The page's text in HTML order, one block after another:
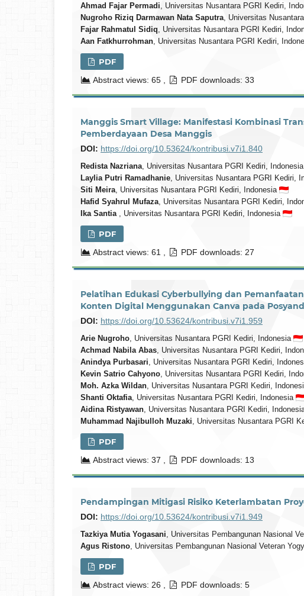
Ahmad Fajar Permadi , Universitas Nusantara PGRI Kediri,
Nugroho Riziq Darmawan Nata Saputra , Universitas
Fajar Rahmatul Sidiq , Universitas Nusantara PGRI Kediri,
Aan Fatkhurrohman , Universitas Nusantara PGRI Kediri,
PDF
Abstract views: 65 ,
PDF downloads: 33
Manggis Smart Village: Manifestasi Kombinasi
Pemberdayaan Desa Manggis
DOI: https://doi.org/10.53624/kontribusi.v7i1.840
Redista Nazriana , Universitas Nusantara PGRI Kediri, Indonesia
Laylia Putri Ramadhanie , Universitas Nusantara PGRI Kediri,
Siti Meira , Universitas Nusantara PGRI Kediri, Indonesia
Hafid Syahrul Mufaza , Universitas Nusantara PGRI Kediri,
Ika Santia
, Universitas Nusantara PGRI Kediri, Indonesia
PDF
Abstract views: 61 ,
PDF downloads: 27
Pelatihan Edukasi Cyberbullying dan
Konten Digital Menggunakan Canva pada
DOI: https://doi.org/10.53624/kontribusi.v7i1.959
Arie Nugroho , Universitas Nusantara PGRI Kediri, Indonesia
Achmad Nabila Abas , Universitas Nusantara PGRI Kediri,
Anindya Purbasari , Universitas Nusantara PGRI Kediri,
Kevin Satrio Cahyono , Universitas Nusantara PGRI Kediri,
Moh. Azka Wildan , Universitas Nusantara PGRI Kediri,
Shanti Oktafia , Universitas Nusantara PGRI Kediri, Indonesia
Aidina Ristyawan , Universitas Nusantara PGRI Kediri,
Muhammad Najibulloh Muzaki , Universitas Nusantara PGRI
PDF
Abstract views: 37 ,
PDF downloads: 13
Pendampingan Mitigasi Risiko Keterlambatan
DOI: https://doi.org/10.53624/kontribusi.v7i1.949
Tazkiya Mutia Yogasani , Universitas Pembangunan Nasional
Agus Ristono , Universitas Pembangunan Nasional Veteran
PDF
Abstract views: 26 ,
PDF downloads: 5